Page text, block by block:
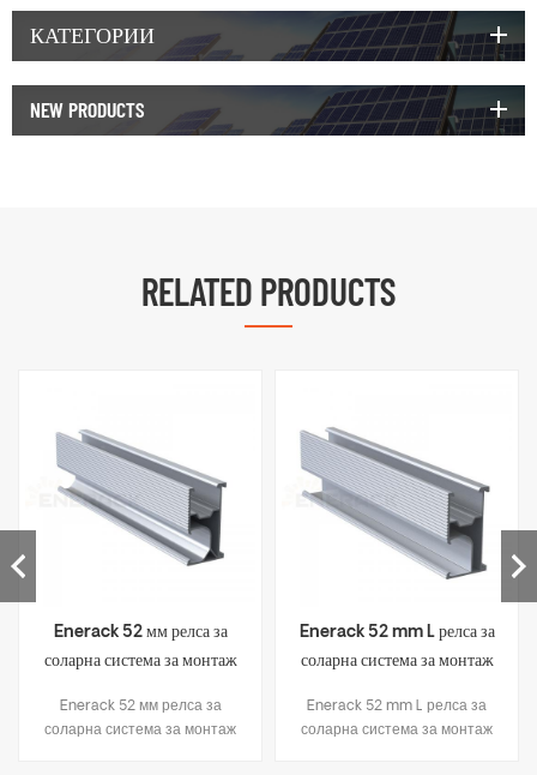
КАТЕГОРИИ
NEW PRODUCTS
RELATED PRODUCTS
Enerack 52 мм релса за
соларна система за монтаж
Enerack 52 мм релса за
соларна система за монтаж
Enerack 52 mm L релса за
соларна система за монтаж
Enerack 52 mm L релса за
соларна система за монтаж